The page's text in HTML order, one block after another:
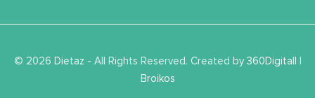
© 2026 Dietaz - All Rights Reserved. Created by 360Digitall |
Broikos